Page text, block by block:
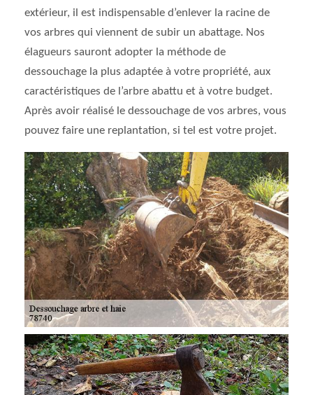
extérieur, il est indispensable d’enlever la racine de
vos arbres qui viennent de subir un abattage. Nos
élagueurs sauront adopter la méthode de
dessouchage la plus adaptée à votre propriété, aux
caractéristiques de l’arbre abattu et à votre budget.
Après avoir réalisé le dessouchage de vos arbres, vous
pouvez faire une replantation, si tel est votre projet.